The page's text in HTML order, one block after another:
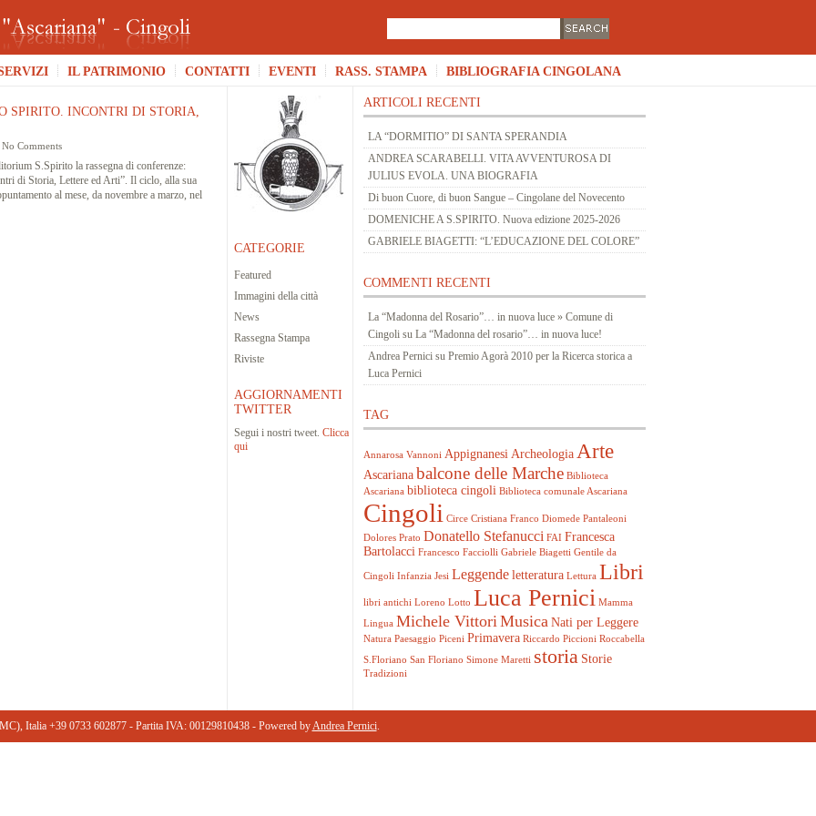
IL PATRIMONIO CONTATTI EVENTI RASS. STAMPA BIBLIOGRAFIA CINGOLANA
SPIRITO. INCONTRI DI STORIA,
No Comments
S.Spirito la rassegna di conferenze:
di Storia, Lettere ed Arti”. Il ciclo, alla sua
al mese, da novembre a marzo, nel
CATEGORIE
Featured
Immagini della città
News
Rassegna Stampa
Riviste
AGGIORNAMENTI
TWITTER
Segui i nostri tweet. Clicca
qui
ARTICOLI RECENTI
LA “DORMITIO” DI SANTA SPERANDIA
ANDREA SCARABELLI. VITA AVVENTUROSA DI
JULIUS EVOLA. UNA BIOGRAFIA
Di buon Cuore, di buon Sangue – Cingolane del Novecento
DOMENICHE A S.SPIRITO. Nuova edizione 2025-2026
GABRIELE BIAGETTI: “L’EDUCAZIONE DEL COLORE”
COMMENTI RECENTI
La “Madonna del Rosario”… in nuova luce » Comune di
Cingoli su La “Madonna del rosario”… in nuova luce!
Andrea Pernici su Premio Agorà 2010 per la Ricerca storica a
Luca Pernici
TAG
Annarosa Vannoni Appignanesi Archeologia Arte
Ascariana balcone delle Marche Biblioteca
Ascariana biblioteca cingoli Biblioteca comunale Ascariana
Cingoli Circe Cristiana Franco Diomede Pantaleoni
Dolores Prato Donatello Stefanucci FAI Francesca
Bartolacci Francesco Facciolli Gabriele Biagetti Gentile da
Cingoli Infanzia Jesi Leggende letteratura Lettura Libri
libri antichi Loreno Lotto Luca Pernici Mamma
Lingua Michele VittoriMusica Nati per Leggere
Natura Paesaggio Piceni Primavera Riccardo Piccioni Roccabella
S.Floriano San Floriano Simone Maretti storia Storie
Tradizioni
Italia +39 0733 602877 ‎- Partita IVA: 00129810438 - Powered byAndrea Pernici.